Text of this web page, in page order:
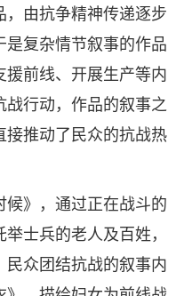
由抗争精神传递逐步
复杂情节叙事的作品
前线、开展生产等内
行动，作品的叙事之
推动了民众的抗战热
》，通过正在战斗的
士兵的老人及百姓，
众团结抗战的叙事内